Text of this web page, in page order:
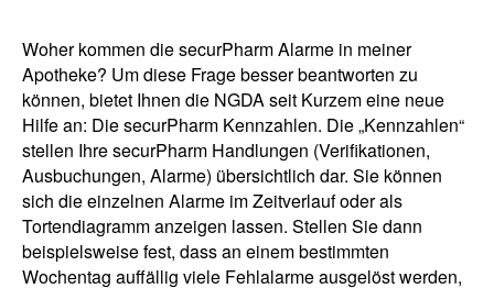
Woher kommen die securPharm Alarme in meiner
Apotheke? Um diese Frage besser beantworten zu
können, bietet Ihnen die NGDA seit Kurzem eine neue
Hilfe an: Die securPharm Kennzahlen. Die „Kennzahlen“
stellen Ihre securPharm Handlungen (Verifikationen,
Ausbuchungen, Alarme) übersichtlich dar. Sie können
sich die einzelnen Alarme im Zeitverlauf oder als
Tortendiagramm anzeigen lassen. Stellen Sie dann
beispielsweise fest, dass an einem bestimmten
Wochentag auffällig viele Fehlalarme ausgelöst werden,